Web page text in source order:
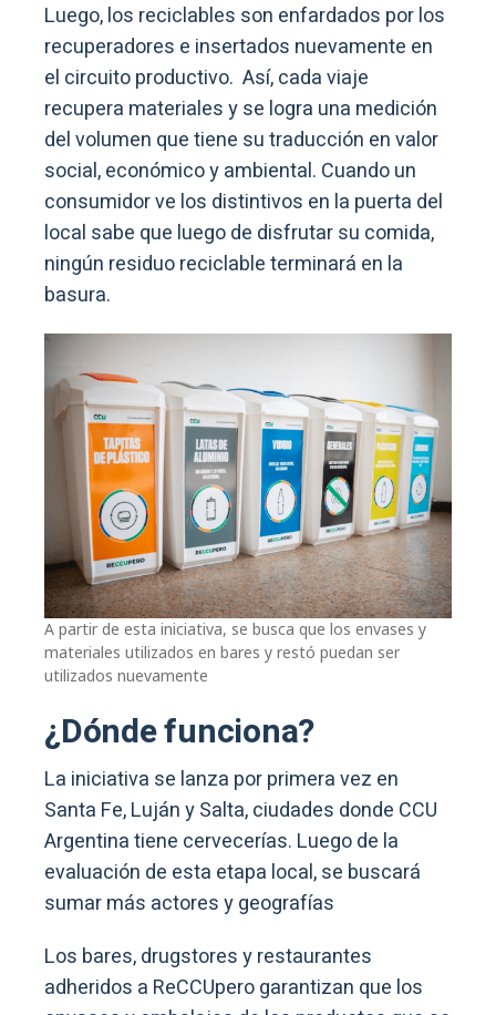
Luego, los reciclables son enfardados por los
recuperadores e insertados nuevamente en
el circuito productivo. Así, cada viaje
recupera materiales y se logra una medición
del volumen que tiene su traducción en valor
social, económico y ambiental. Cuando un
consumidor ve los distintivos en la puerta del
local sabe que luego de disfrutar su comida,
ningún residuo reciclable terminará en la
basura.
A partir de esta iniciativa, se busca que los envases y
materiales utilizados en bares y restó puedan ser
utilizados nuevamente
¿Dónde funciona?
La iniciativa se lanza por primera vez en
Santa Fe, Luján y Salta, ciudades donde CCU
Argentina tiene cervecerías. Luego de la
evaluación de esta etapa local, se buscará
sumar más actores y geografías
Los bares, drugstores y restaurantes
adheridos a ReCCUpero garantizan que los